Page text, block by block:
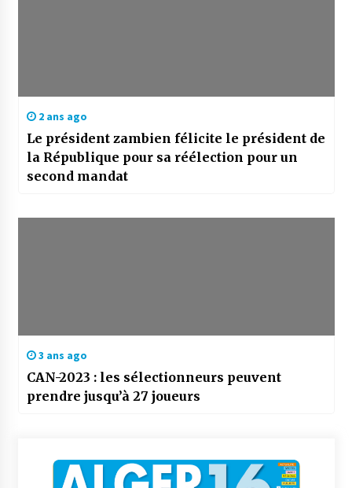
2 ans ago
Le président zambien félicite le président de
la République pour sa réélection pour un
second mandat
3 ans ago
CAN-2023 : les sélectionneurs peuvent
prendre jusqu’à 27 joueurs